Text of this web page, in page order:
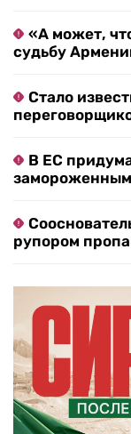
«А может,
судьбу
Стало
В ЕС
рупором